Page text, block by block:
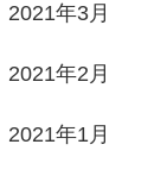
2021年3月
2021年2月
2021年1月